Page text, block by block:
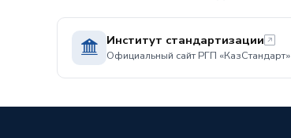
Институт стандартизации
Официальный сайт РГП «КазСтандарт»